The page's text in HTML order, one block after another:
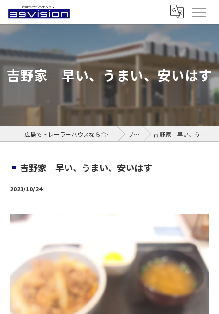
吉野家 早い、うまい、安いはす
広島でトレーラーハウスなら合同会社サンクビジョン ブログ 吉野家 早い、うまい、安いはす
吉野家 早い、うまい、安いはす
2023/10/24